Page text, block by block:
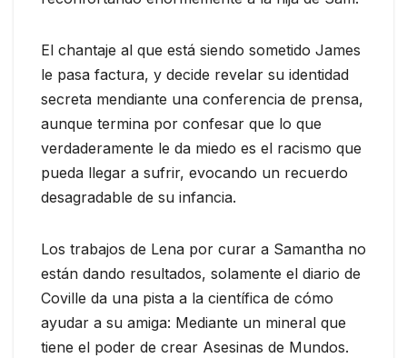
El chantaje al que está siendo sometido James
le pasa factura, y decide revelar su identidad
secreta mendiante una conferencia de prensa,
aunque termina por confesar que lo que
verdaderamente le da miedo es el racismo que
pueda llegar a sufrir, evocando un recuerdo
desagradable de su infancia.
Los trabajos de Lena por curar a Samantha no
están dando resultados, solamente el diario de
Coville da una pista a la científica de cómo
ayudar a su amiga: Mediante un mineral que
tiene el poder de crear Asesinas de Mundos.